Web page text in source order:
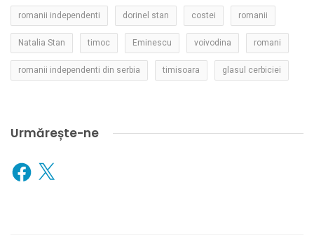
romanii independenti dorinel stan costei romanii
Natalia Stan timoc Eminescu voivodina romani
romanii independenti din serbia timisoara glasul cerbiciei
Urmărește-ne
Facebook
X